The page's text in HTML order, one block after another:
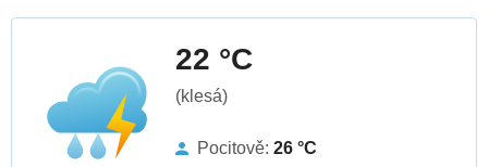
22 °C
(klesá)
Pocitově: 26 °C